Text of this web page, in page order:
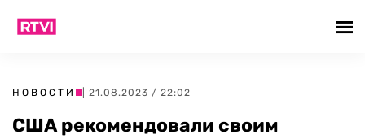
НОВОСТИ | 21.08.2023 / 22:02
США рекомендовали своим